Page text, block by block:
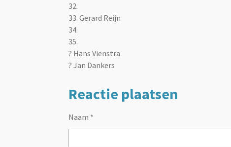
32.
33. Gerard Reijn
34.
35.
? Hans Vienstra
? Jan Dankers
Reactie plaatsen
Naam *